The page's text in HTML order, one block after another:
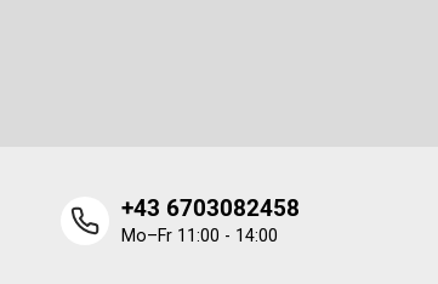
+43 6703082458
Mo–Fr 11:00 - 14:00